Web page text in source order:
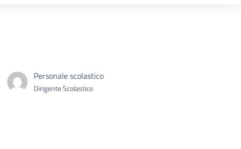
Personale scolastico
Dirigente Scolastico